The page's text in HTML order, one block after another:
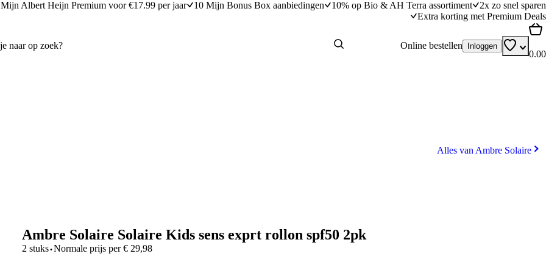
Mijn Albert Heijn Premium voor €17.99 per jaar 10 Mijn Bonus Box aanbiedingen 10% op Bio & AH Terra assortiment
2x zo snel sparen
Extra korting met Premium Deals
Online bestellen Inloggen
0.00
Alles van Ambre Solaire
Ambre Solaire Solaire Kids sens exprt rollon spf50 2pk
2 stuks·Normale prijs per € 29,98